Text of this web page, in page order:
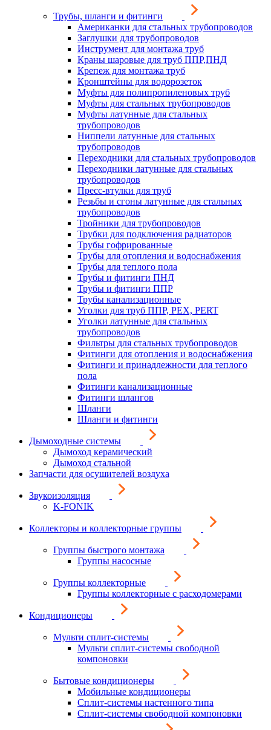
Трубы, шланги и фитинги
Американки для стальных трубопроводов
Заглушки для трубопроводов
Инструмент для монтажа труб
Краны шаровые для труб ППР,ПНД
Крепеж для монтажа труб
Кронштейны для водорозеток
Муфты для полипропиленовых труб
Муфты для стальных трубопроводов
Муфты латунные для стальных
трубопроводов
Ниппели латунные для стальных
трубопроводов
Переходники для стальных трубопроводов
Переходники латунные для стальных
трубопроводов
Пресс-втулки для труб
Резьбы и сгоны латунные для стальных
трубопроводов
Тройники для трубопроводов
Трубки для подключения радиаторов
Трубы гофрированные
Трубы для отопления и водоснабжения
Трубы для теплого пола
Трубы и фитинги ПНД
Трубы и фитинги ППР
Трубы канализационные
Уголки для труб ППР, PEX, PERT
Уголки латунные для стальных
трубопроводов
Фильтры для стальных трубопроводов
Фитинги для отопления и водоснабжения
Фитинги и принадлежности для теплого
пола
Фитинги канализационные
Фитинги шлангов
Шланги
Шланги и фитинги
Дымоходные системы
Дымоход керамический
Дымоход стальной
Запчасти для осушителей воздуха
Звукоизоляция
K-FONIK
Коллекторы и коллекторные группы
Группы быстрого монтажа
Группы насосные
Группы коллекторные
Группы коллекторные с расходомерами
Кондиционеры
Мульти сплит-системы
Мульти сплит-системы свободной
компоновки
Бытовые кондиционеры
Мобильные кондиционеры
Сплит-системы настенного типа
Сплит-системы свободной компоновки